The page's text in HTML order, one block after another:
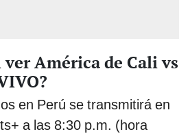
ver América de Cali vs
en Perú se transmitirá en
a las 8:30 p.m. (hora